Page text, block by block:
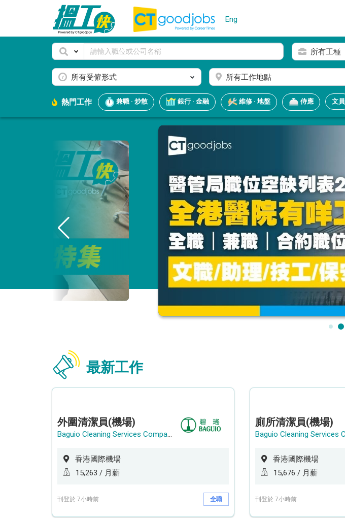
Eng
所有工種
所有受僱形式 所有工作地點
熱門工作 兼職 · 炒散 銀行 · 金融 維修 · 地盤 侍應 文員
最新工作
外圍清潔員(機場)
Baguio Cleaning Services Company Limited
香港國際機場
15,263 / 月薪
刊登於 7小時前 全職
廁所清潔員(機場)
香港國際機場
15,676 / 月薪
刊登於 7小時前